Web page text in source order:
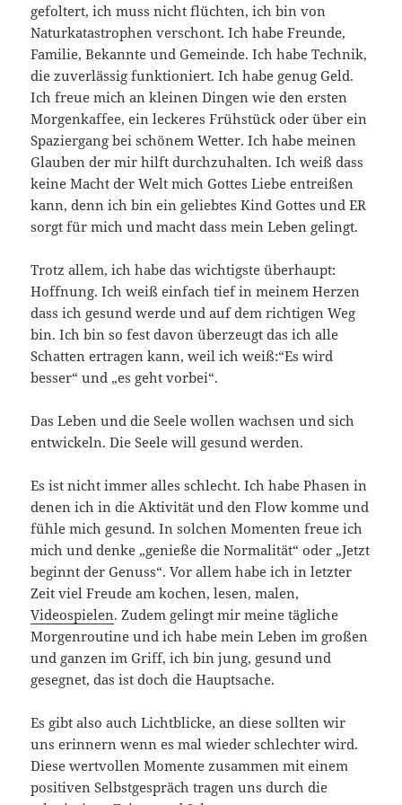
gefoltert, ich muss nicht flüchten, ich bin von
Naturkatastrophen verschont. Ich habe Freunde,
Familie, Bekannte und Gemeinde. Ich habe Technik,
die zuverlässig funktioniert. Ich habe genug Geld.
Ich freue mich an kleinen Dingen wie den ersten
Morgenkaffee, ein leckeres Frühstück oder über ein
Spaziergang bei schönem Wetter. Ich habe meinen
Glauben der mir hilft durchzuhalten. Ich weiß dass
keine Macht der Welt mich Gottes Liebe entreißen
kann, denn ich bin ein geliebtes Kind Gottes und ER
sorgt für mich und macht dass mein Leben gelingt.
Trotz allem, ich habe das wichtigste überhaupt:
Hoffnung. Ich weiß einfach tief in meinem Herzen
dass ich gesund werde und auf dem richtigen Weg
bin. Ich bin so fest davon überzeugt das ich alle
Schatten ertragen kann, weil ich weiß:“Es wird
besser“ und „es geht vorbei“.
Das Leben und die Seele wollen wachsen und sich
entwickeln. Die Seele will gesund werden.
Es ist nicht immer alles schlecht. Ich habe Phasen in
denen ich in die Aktivität und den Flow komme und
fühle mich gesund. In solchen Momenten freue ich
mich und denke „genieße die Normalität“ oder „Jetzt
beginnt der Genuss“. Vor allem habe ich in letzter
Zeit viel Freude am kochen, lesen, malen,
Videospielen. Zudem gelingt mir meine tägliche
Morgenroutine und ich habe mein Leben im großen
und ganzen im Griff, ich bin jung, gesund und
gesegnet, das ist doch die Hauptsache.
Es gibt also auch Lichtblicke, an diese sollten wir
uns erinnern wenn es mal wieder schlechter wird.
Diese wertvollen Momente zusammen mit einem
positiven Selbstgespräch tragen uns durch die